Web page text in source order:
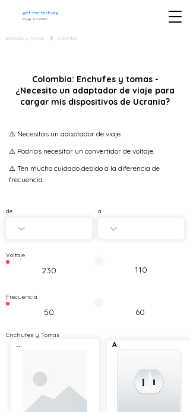
get-the-tech.org
Plugs & Outlets
Enchufes y Tomas Colombia
Colombia: Enchufes y tomas -
¿Necesito un adaptador de viaje para
cargar mis dispositivos de Ucrania?
⚠️ Necesitas un adaptador de viaje.
⚠️ Podrías necesitar un convertidor de voltaje.
⚠️ Ten mucho cuidado debido a la diferencia de
frecuencia.
de a
Voltaje
230 110
Frecuencia
50 60
Enchufes y Tomas
... A